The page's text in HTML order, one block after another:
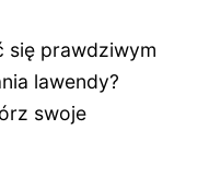
się prawdziwym
lawendy?
swoje